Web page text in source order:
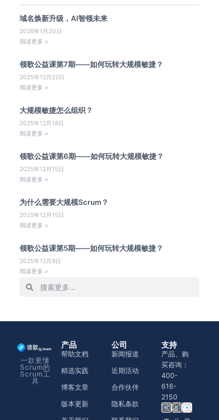
域名焕新升级，AI智领未来
2026年1月30日
阅读更多 >
领歌公益课第7期——如何玩转大规模敏捷？
2025年12月22日
阅读更多 >
大规模敏捷怎么组织？
2025年12月18日
阅读更多 >
领歌公益课第6期——如何玩转大规模敏捷？
2025年12月15日
阅读更多 >
为什么需要大规模Scrum？
2025年12月15日
阅读更多 >
领歌公益课第5期——如何玩转大规模敏捷？
2025年12月9日
阅读更多 >
一款更懂
Scrum的
Scrum工
具
产品
帮助文档
精选实践
博客文章
版本更新
公司
新闻报道
近期活动
合作伙伴
隐私条款
支持
产品、购
买咨询：
400-
616-
2150